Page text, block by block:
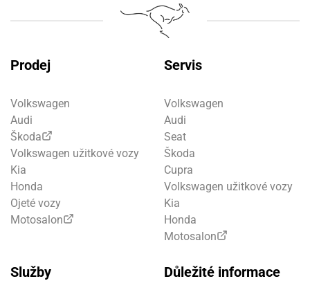
Prodej
Volkswagen
Audi
Škoda
Volkswagen užitkové vozy
Kia
Honda
Ojeté vozy
Motosalon
Servis
Volkswagen
Audi
Seat
Škoda
Cupra
Volkswagen užitkové vozy
Kia
Honda
Motosalon
Služby Důležité informace